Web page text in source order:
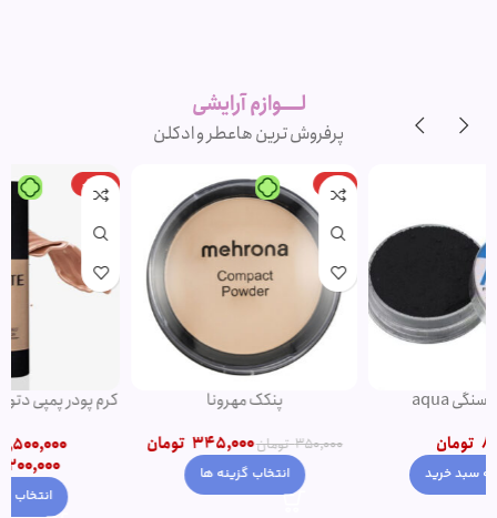
برندلــــوازم آرایشی
پرفروش ترین هاعطر و ادکلن
350,000
345,000 تومان
انتخاب گزینه ها
-20%
کرم پودر پمپی دتوکس نوت | پوشش
1,500,000